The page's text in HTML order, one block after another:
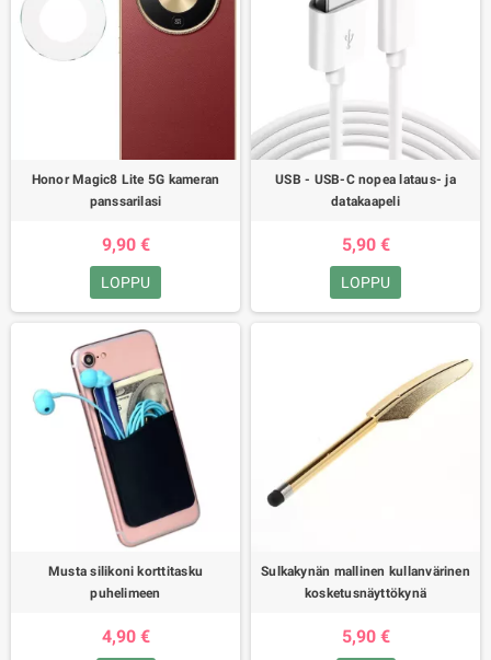
Honor Magic8 Lite 5G kameran
panssarilasi
9,90 €
LOPPU
USB - USB-C nopea lataus- ja
datakaapeli
5,90 €
LOPPU
Musta silikoni korttitasku
puhelimeen
4,90 €
Sulkakynän mallinen kullanvärinen
kosketusnäyttökynä
5,90 €